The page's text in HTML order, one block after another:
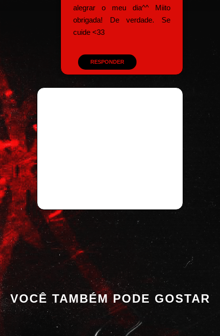
alegrar o meu dia^^ Miito
obrigada! De verdade. Se
cuide <33
RESPONDER
VOCÊ TAMBÉM PODE GOSTAR